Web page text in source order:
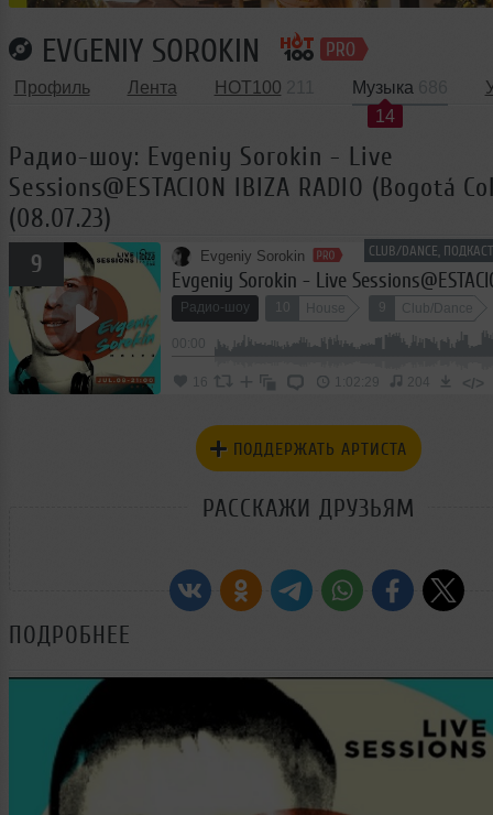
EVGENIY SOROKIN
Профиль Лента HOT100
Музыка
14
Радио-шоу: Evgeniy Sorokin - Live
Sessions@ESTACION IBIZA RADIO (Bogotá
(08.07.23)
CLUB/DANCE,
9 Evgeniy Sorokin
Радио-шоу House 9 Club/Dance
16 1:02:29 204 </>
ПОДДЕРЖАТЬ АРТИСТА
РАССКАЖИ ДРУЗЬЯМ
ПОДРОБНЕЕ